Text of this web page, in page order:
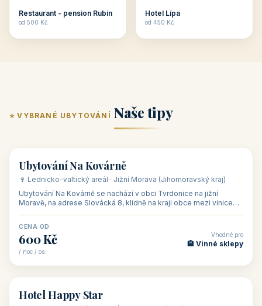
Restaurant - pension Rubín
od 500 Kč
Hotel Lípa
od 450 Kč
⭐ VYBRANÉ UBYTOVÁNÍ Naše tipy
🏡 penzion
Ubytování Na Kovárně
🍷 Lednicko-valtický areál · Jižní Morava (Jihomoravský kraj)
Ubytování Na Kovárně se nachází v obci Tvrdonice na jižní
Moravě, na adrese Slovácká 8, klidně na kraji obce mezi vinicemi,
CENA OD
600 Kč
/ noc / os.
Vhodné pro
🏨 Vinné sklepy
🏨 hotel
Hotel Happy Star